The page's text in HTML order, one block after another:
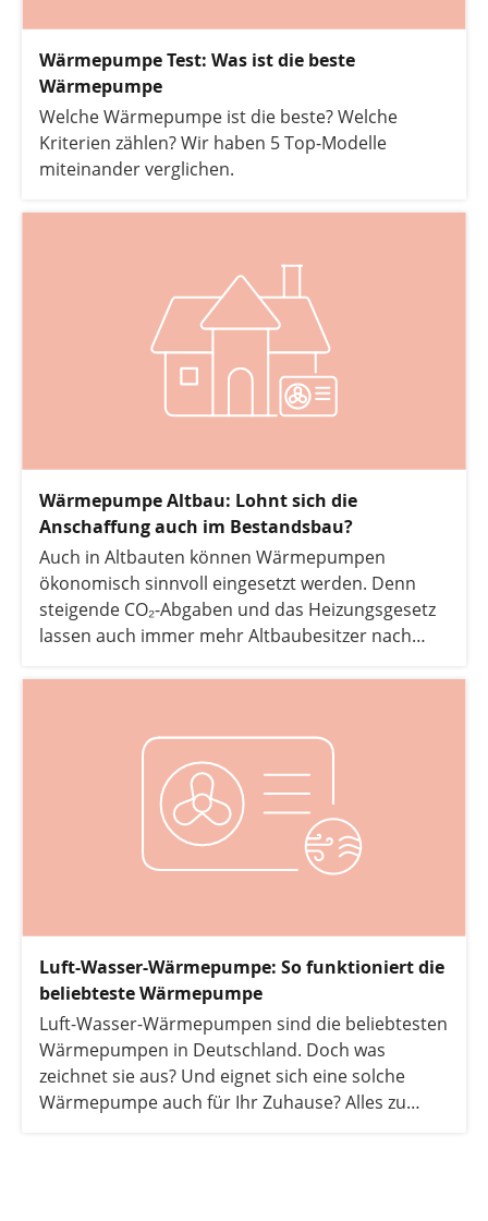
Wärmepumpe Test: Was ist die beste
Wärmepumpe
Welche Wärmepumpe ist die beste? Welche
Kriterien zählen? Wir haben 5 Top-Modelle
miteinander verglichen.
Wärmepumpe Altbau: Lohnt sich die
Anschaffung auch im Bestandsbau?
Auch in Altbauten können Wärmepumpen
ökonomisch sinnvoll eingesetzt werden. Denn
steigende CO₂-Abgaben und das Heizungsgesetz
lassen auch immer mehr Altbaubesitzer nach
sinnvoll ist und mit welchen Kosten Sie rechnen
Luft-Wasser-Wärmepumpe: So funktioniert die
beliebteste Wärmepumpe
Luft-Wasser-Wärmepumpen sind die beliebtesten
Wärmepumpen in Deutschland. Doch was
zeichnet sie aus? Und eignet sich eine solche
Wärmepumpe auch für Ihr Zuhause? Alles zu